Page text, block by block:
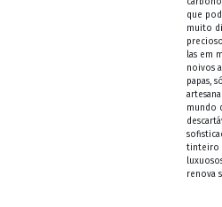
que
muito
las em
noivos
papas,
mundo
tinteiro
renova